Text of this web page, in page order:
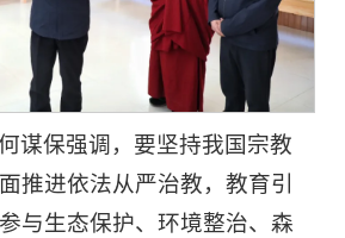
谋保强调，要坚持我国宗教
推进依法从严治教，教育引
与生态保护、环境整治、森